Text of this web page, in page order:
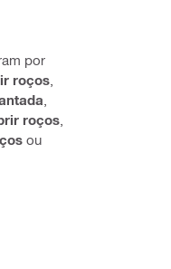
por
roços
roços
ou